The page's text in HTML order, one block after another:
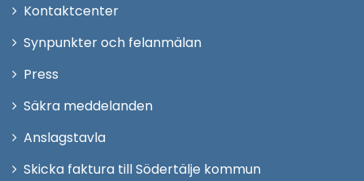
KontaktcenterÖppna
Synpunkter och felanmälan
Press
fönster
Säkra meddelanden
Anslagstavla
Skicka faktura till Södertälje kommun